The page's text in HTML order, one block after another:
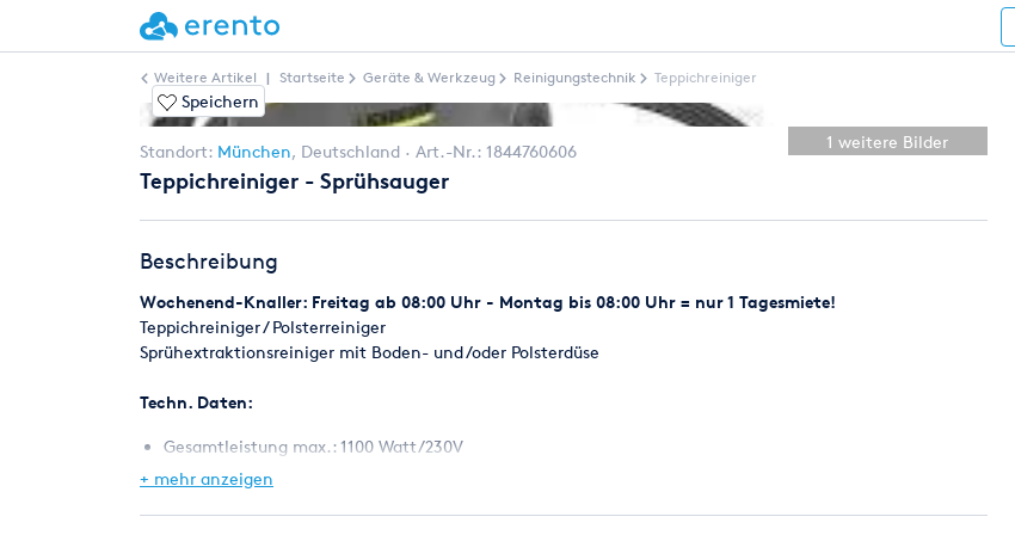
Weitere Artikel | Startseite Geräte & Werkzeug Reinigungstechnik Teppichreiniger
Speichern
1 weitere Bilder
Standort: München, Deutschland Art.-Nr.: 1844760606
Teppichreiniger - Sprühsauger
Beschreibung
Wochenend-Knaller: Freitag ab 08:00 Uhr - Montag bis 08:00 Uhr = nur 1 Tagesmiete!
Teppichreiniger / Polsterreiniger
Sprühextraktionsreiniger mit Boden- und /oder Polsterdüse
Techn. Daten:
Gesamtleistung max.: 1100 Watt/230V
Wassersäule: 2100 mm
Pumpendruck max.: 2 bar
+ mehr anzeigen